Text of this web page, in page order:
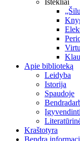
Ištekliai
Apie biblioteką
Leidyba
Istorija
Spaudoje
Kraštotyra